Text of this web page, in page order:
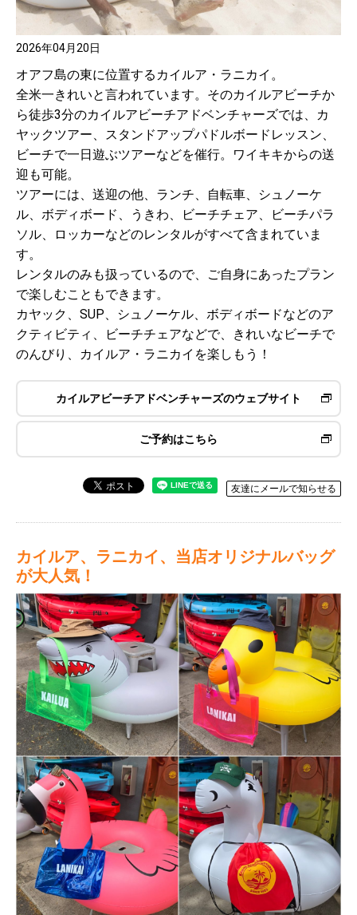
2026年04月20日
オアフ島の東に位置するカイルア・ラニカイ。
全米一きれいと言われています。そのカイルアビーチか
ら徒歩3分のカイルアビーチアドベンチャーズでは、カ
ヤックツアー、スタンドアップパドルボードレッスン、
ビーチで一日遊ぶツアーなどを催行。ワイキキからの送
迎も可能。
ツアーには、送迎の他、ランチ、自転車、シュノーケ
ル、ボディボード、うきわ、ビーチチェア、ビーチパラ
ソル、ロッカーなどのレンタルがすべて含まれていま
す。
レンタルのみも扱っているので、ご自身にあったプラン
で楽しむこともできます。
カヤック、SUP、シュノーケル、ボディボードなどのア
クティビティ、ビーチチェアなどで、きれいなビーチで
のんびり、カイルア・ラニカイを楽しもう！
カイルアビーチアドベンチャーズのウェブサイト
ご予約はこちら
友達にメールで知らせる
カイルア、ラニカイ、当店オリジナルバッグ
が大人気！